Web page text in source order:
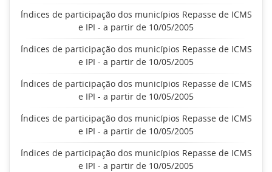
Índices de participação dos municípios Repasse de ICMS
e IPI - a partir de 10/05/2005
Índices de participação dos municípios Repasse de ICMS
e IPI - a partir de 10/05/2005
Índices de participação dos municípios Repasse de ICMS
e IPI - a partir de 10/05/2005
Índices de participação dos municípios Repasse de ICMS
e IPI - a partir de 10/05/2005
Índices de participação dos municípios Repasse de ICMS
e IPI - a partir de 10/05/2005